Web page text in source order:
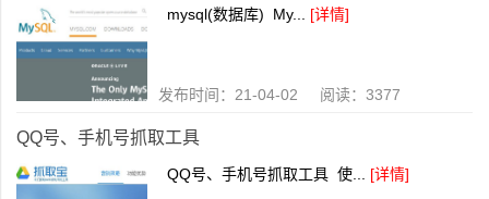
mysql(数据库) My... [详情]
发布时间：21-04-02 阅读：3377
QQ号、手机号抓取工具
QQ号、手机号抓取工具 使... [详情]